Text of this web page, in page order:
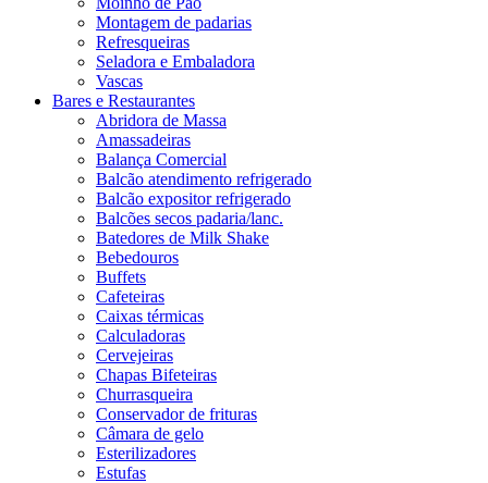
Montagem de padarias
Refresqueiras
Seladora e Embaladora
Vascas
Bares e Restaurantes
Abridora de Massa
Amassadeiras
Balança Comercial
Balcão atendimento refrigerado
Balcão expositor refrigerado
Balcões secos padaria/lanc.
Batedores de Milk Shake
Bebedouros
Buffets
Cafeteiras
Caixas térmicas
Calculadoras
Cervejeiras
Chapas Bifeteiras
Churrasqueira
Conservador de frituras
Câmara de gelo
Esterilizadores
Estufas